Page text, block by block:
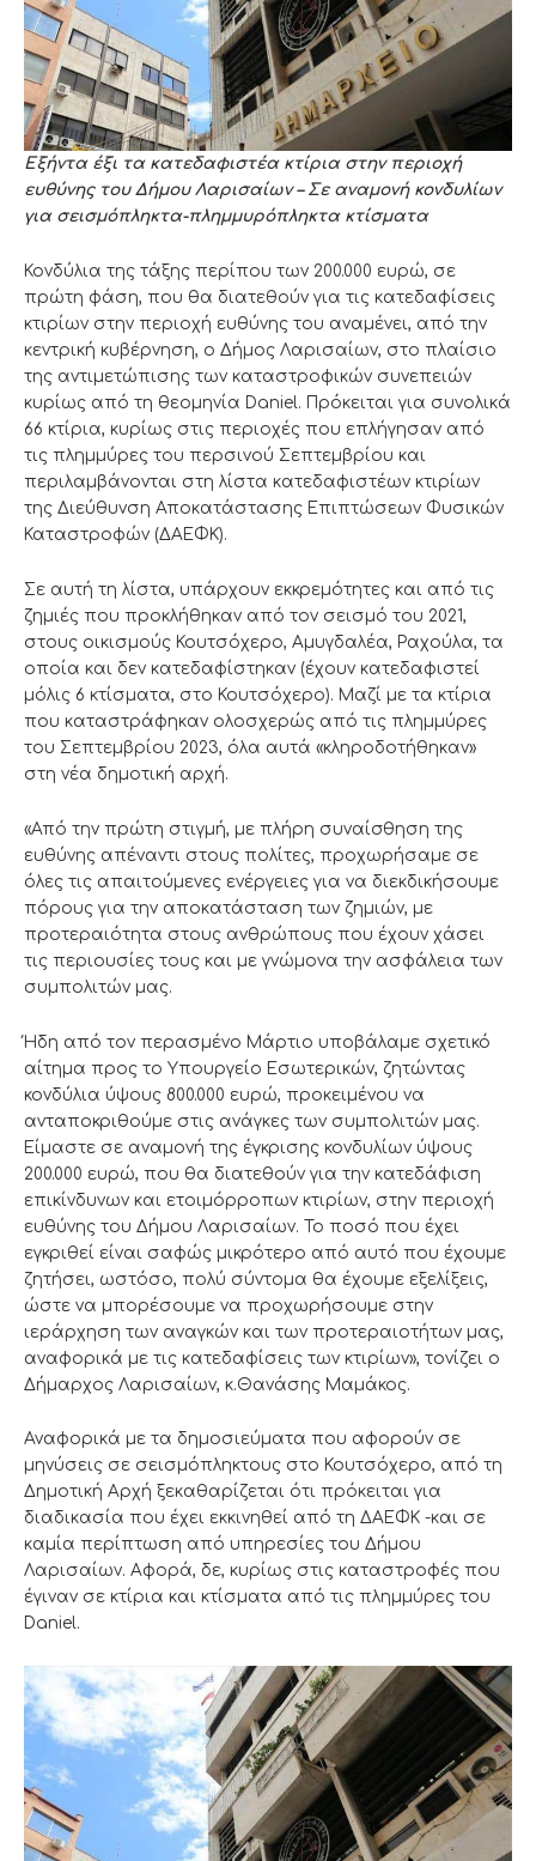
Εξήντα έξι τα κατεδαφιστέα κτίρια στην περιοχή
ευθύνης του Δήμου Λαρισαίων – Σε αναμονή κονδυλίων
για σεισμόπληκτα-πλημμυρόπληκτα κτίσματα
Κονδύλια της τάξης περίπου των 200.000 ευρώ, σε
πρώτη φάση, που θα διατεθούν για τις κατεδαφίσεις
κτιρίων στην περιοχή ευθύνης του αναμένει, από την
κεντρική κυβέρνηση, ο Δήμος Λαρισαίων, στο πλαίσιο
της αντιμετώπισης των καταστροφικών συνεπειών
κυρίως από τη θεομηνία Daniel. Πρόκειται για συνολικά
66 κτίρια, κυρίως στις περιοχές που επλήγησαν από
τις πλημμύρες του περσινού Σεπτεμβρίου και
περιλαμβάνονται στη λίστα κατεδαφιστέων κτιρίων
της Διεύθυνση Αποκατάστασης Επιπτώσεων Φυσικών
Καταστροφών (ΔΑΕΦΚ).
Σε αυτή τη λίστα, υπάρχουν εκκρεμότητες και από τις
ζημιές που προκλήθηκαν από τον σεισμό του 2021,
στους οικισμούς Κουτσόχερο, Αμυγδαλέα, Ραχούλα, τα
οποία και δεν κατεδαφίστηκαν (έχουν κατεδαφιστεί
μόλις 6 κτίσματα, στο Κουτσόχερο). Μαζί με τα κτίρια
που καταστράφηκαν ολοσχερώς από τις πλημμύρες
του Σεπτεμβρίου 2023, όλα αυτά «κληροδοτήθηκαν»
στη νέα δημοτική αρχή.
«Από την πρώτη στιγμή, με πλήρη συναίσθηση της
ευθύνης απέναντι στους πολίτες, προχωρήσαμε σε
όλες τις απαιτούμενες ενέργειες για να διεκδικήσουμε
πόρους για την αποκατάσταση των ζημιών, με
προτεραιότητα στους ανθρώπους που έχουν χάσει
τις περιουσίες τους και με γνώμονα την ασφάλεια των
συμπολιτών μας.
Ήδη από τον περασμένο Μάρτιο υποβάλαμε σχετικό
αίτημα προς το Υπουργείο Εσωτερικών, ζητώντας
κονδύλια ύψους 800.000 ευρώ, προκειμένου να
ανταποκριθούμε στις ανάγκες των συμπολιτών μας.
Είμαστε σε αναμονή της έγκρισης κονδυλίων ύψους
200.000 ευρώ, που θα διατεθούν για την κατεδάφιση
επικίνδυνων και ετοιμόρροπων κτιρίων, στην περιοχή
ευθύνης του Δήμου Λαρισαίων. Το ποσό που έχει
εγκριθεί είναι σαφώς μικρότερο από αυτό που έχουμε
ζητήσει, ωστόσο, πολύ σύντομα θα έχουμε εξελίξεις,
ώστε να μπορέσουμε να προχωρήσουμε στην
ιεράρχηση των αναγκών και των προτεραιοτήτων μας,
αναφορικά με τις κατεδαφίσεις των κτιρίων», τονίζει ο
Δήμαρχος Λαρισαίων, κ.Θανάσης Μαμάκος.
Αναφορικά με τα δημοσιεύματα που αφορούν σε
μηνύσεις σε σεισμόπληκτους στο Κουτσόχερο, από τη
Δημοτική Αρχή ξεκαθαρίζεται ότι πρόκειται για
διαδικασία που έχει εκκινηθεί από τη ΔΑΕΦΚ -και σε
καμία περίπτωση από υπηρεσίες του Δήμου
Λαρισαίων. Αφορά, δε, κυρίως στις καταστροφές που
έγιναν σε κτίρια και κτίσματα από τις πλημμύρες του
Daniel.